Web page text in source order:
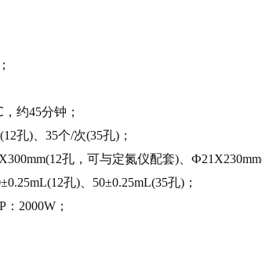
约45分钟；
孔)、35个/次(35孔)；
孔，可与定氮仪配套)、
孔)、50±0.25mL(35孔)；
2000W；